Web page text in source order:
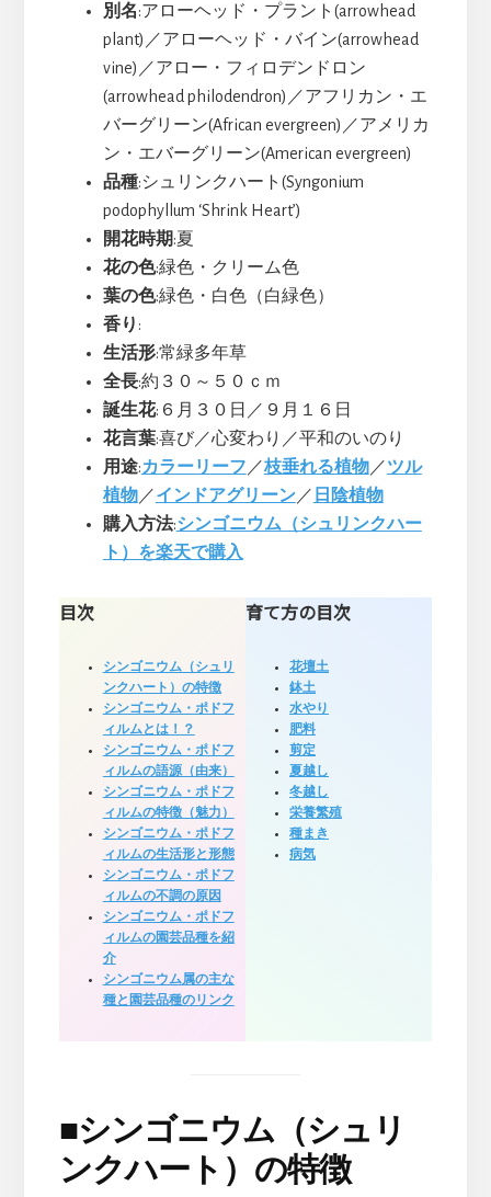
別名:アローヘッド・プラント(arrowhead
plant)／アローヘッド・バイン(arrowhead
vine)／アロー・フィロデンドロン
(arrowhead philodendron)／アフリカン・エ
バーグリーン(African evergreen)／アメリカ
ン・エバーグリーン(American evergreen)
品種:シュリンクハート(Syngonium
podophyllum ‘Shrink Heart’)
開花時期:夏
花の色:緑色・クリーム色
葉の色:緑色・白色（白緑色）
香り :
生活形:常緑多年草
全長:約３０～５０ｃｍ
誕生花:６月３０日／９月１６日
花言葉:喜び／心変わり／平和のいのり
用途:カラーリーフ ／枝垂れる植物／ツル
植物／インドアグリーン／ 日陰植物
購入方法:シンゴニウム（シュリンクハー
ト）を楽天で購入
目次
シンゴニウム（シュリ
ンクハート）の特徴
シンゴニウム・ポドフ
ィルムとは！？
シンゴニウム・ポドフ
ィルムの語源（由来）
シンゴニウム・ポドフ
ィルムの特徴（魅力）
シンゴニウム・ポドフ
ィルムの生活形と形態
シンゴニウム・ポドフ
ィルムの不調の原因
シンゴニウム・ポドフ
ィルムの園芸品種を紹
介
シンゴニウム属の主な
種と園芸品種のリンク
育て方の目次
花壇土
鉢土
水やり
肥料
剪定
夏越し
冬越し
栄養繁殖
種まき
病気
■シンゴニウム（シュリ
ンクハート）の特徴